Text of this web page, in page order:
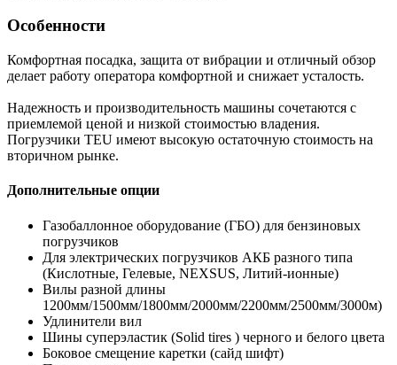
Особенности
Комфортная посадка, защита от вибрации и отличный обзор
делает работу оператора комфортной и снижает усталость.
Надежность и производительность машины сочетаются с
приемлемой ценой и низкой стоимостью владения.
Погрузчики TEU имеют высокую остаточную стоимость на
вторичном рынке.
Дополнительные опции
Газобаллонное оборудование (ГБО) для бензиновых
погрузчиков
Для электрических погрузчиков АКБ разного типа
(Кислотные, Гелевые, NEXSUS, Литий-ионные)
Вилы разной длины
1200мм/1500мм/1800мм/2000мм/2200мм/2500мм/3000м)
Удлинители вил
Шины суперэластик (Solid tires ) черного и белого цвета
Боковое смещение каретки (сайд шифт)